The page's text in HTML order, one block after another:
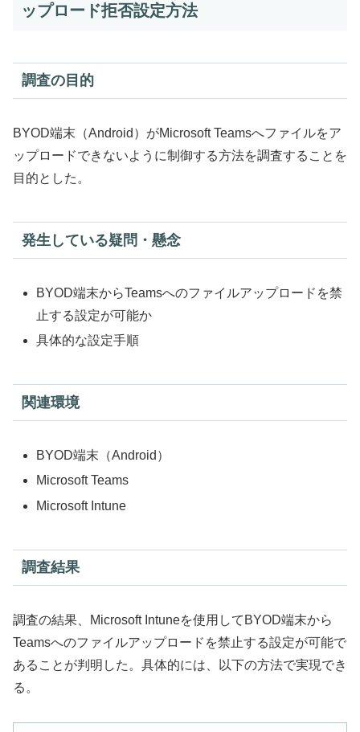
ップロード拒否設定方法
調査の目的
BYOD端末（Android）がMicrosoft Teamsへファイルをア
ップロードできないように制御する方法を調査することを
目的とした。
発生している疑問・懸念
BYOD端末からTeamsへのファイルアップロードを禁
止する設定が可能か
具体的な設定手順
関連環境
BYOD端末（Android）
Microsoft Teams
Microsoft Intune
調査結果
調査の結果、Microsoft Intuneを使用してBYOD端末から
Teamsへのファイルアップロードを禁止する設定が可能で
あることが判明した。具体的には、以下の方法で実現でき
る。